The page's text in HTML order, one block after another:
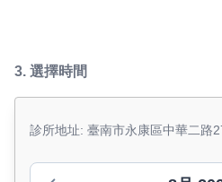
3. 選擇時間
診所地址: 臺南市永康區中華二路